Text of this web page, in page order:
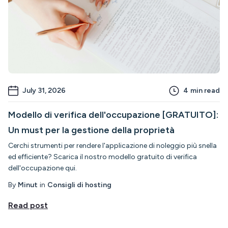
July 31, 2026 4 min read
Modello di verifica dell'occupazione [GRATUITO]:
Un must per la gestione della proprietà
Cerchi strumenti per rendere l'applicazione di noleggio più snella
ed efficiente? Scarica il nostro modello gratuito di verifica
dell'occupazione qui.
By Minut in Consigli di hosting
Read post